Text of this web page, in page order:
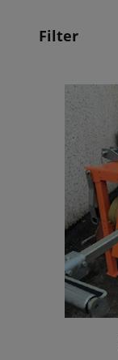
Filter